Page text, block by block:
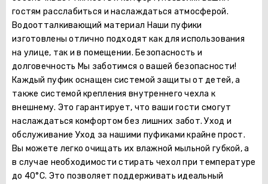
гостям расслабиться и наслаждаться атмосферой.
Водоотталкивающий материал Наши пуфики
изготовлены отлично подходят как для использования
на улице, так и в помещении. Безопасность и
долговечность Мы заботимся о вашей безопасности!
Каждый пуфик оснащен системой защиты от детей, а
также системой крепления внутреннего чехла к
внешнему. Это гарантирует, что ваши гости смогут
наслаждаться комфортом без лишних забот. Уход и
обслуживание Уход за нашими пуфиками крайне прост.
Вы можете легко очищать их влажной мыльной губкой, а
в случае необходимости стирать чехол при температуре
до 40°C. Это позволяет поддерживать идеальный